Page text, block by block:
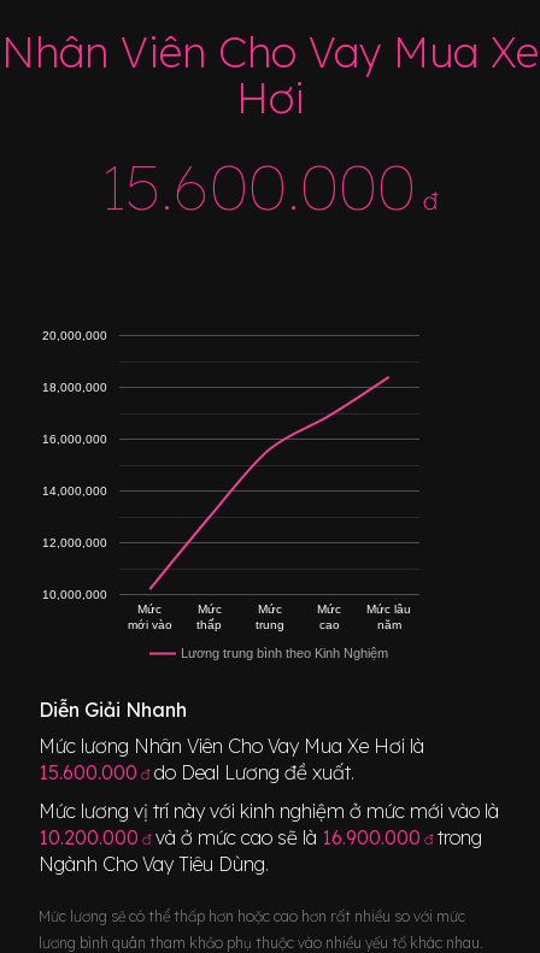
Nhân Viên Cho Vay Mua Xe
Hơi
15.600.000 đ
Lương trung bình theo Kinh Nghiệm
Mức
mới vào
Mức
thấp
Mức
trung
Mức
cao
Mức lâu
năm
10,000,000
12,000,000
14,000,000
16,000,000
18,000,000
20,000,000
Diễn Giải Nhanh
Mức lương Nhân Viên Cho Vay Mua Xe Hơi là
15.600.000 đdo Deal Lương đề xuất.
Mức lương vị trí này với kinh nghiệm ở mức mới vào là
10.200.000 đ và ở mức cao sẽ là 16.900.000 đ trong
Ngành Cho Vay Tiêu Dùng.
Mức lương sẽ có thể thấp hơn hoặc cao hơn rất nhiều so với mức
lương bình quân tham khảo phụ thuộc vào nhiều yếu tố khác nhau.